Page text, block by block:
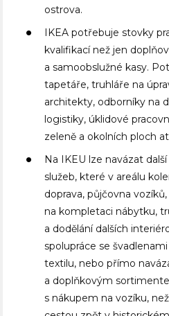
ostrova.
IKEA potřebuje stovky
kvalifikací než jen
a samoobslužné kasy.
tapetáře, truhláře na
architekty, odborníky na
logistiky, úklidové
zeleně a okolních ploch
Na IKEU lze navázat
služeb, které v areálu
doprava, půjčovna
na kompletaci nábytku,
a dodělání dalších
spolupráce se
textilu, nebo přímo
a doplňkovým
s nákupem na vozíku,